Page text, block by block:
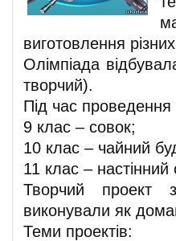
виготовлення
Олімпіада
творчий).
Під час проведення
9 клас – совок;
10 клас – чайний
11 клас – настінний
Творчий проект
виконували як
Теми проектів: